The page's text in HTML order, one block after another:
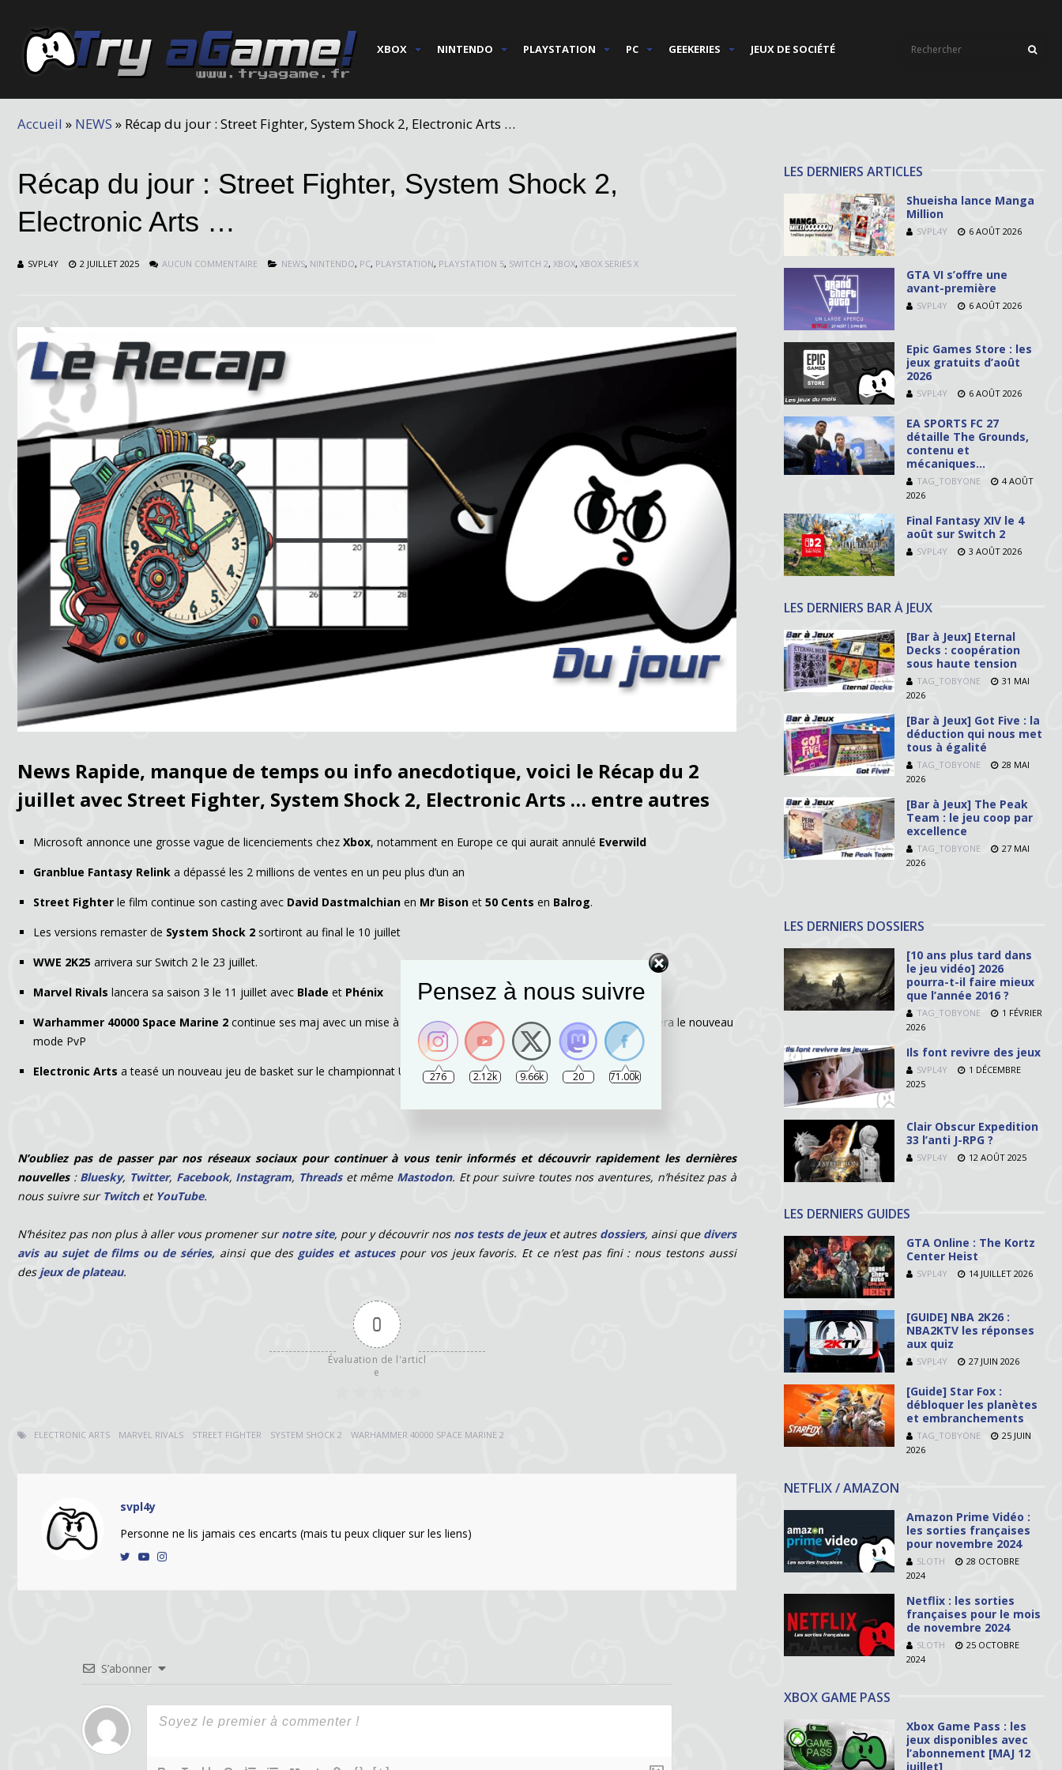
XBOX NINTENDO PLAYSTATION PC GEEKERIES JEUX DE SOCIÉTÉ
Accueil » NEWS » Récap du jour : Street Fighter, System Shock 2, Electronic Arts …
Récap du jour : Street Fighter, System Shock 2,
Electronic Arts …
SVPL4Y 2 JUILLET 2025 AUCUN COMMENTAIRE NEWS, NINTENDO, PC, PLAYSTATION, PLAYSTATION 5, SWITCH 2, XBOX, XBOX SERIES X
News Rapide, manque de temps ou info anecdotique, voici le Récap du 2
juillet avec Street Fighter, System Shock 2, Electronic Arts … entre autres
Microsoft annonce une grosse vague de licenciements chez Xbox, notamment en Europe ce qui aurait annulé Everwild
Granblue Fantasy Relink a dépassé les 2 millions de ventes en un peu plus d’un an
Street Fighter le film continue son casting avec David Dastmalchian en Mr Bison et 50 Cents en Balrog.
Les versions remaster de System Shock 2 sortiront au final le 10 juillet
WWE 2K25 arrivera sur Switch 2 le 23 juillet.
Marvel Rivals lancera sa saison 3 le 11 juillet avec Blade et Phénix
Warhammer 40000 Space Marine 2 continue ses maj avec un mise à jour prévue pour le mois de septembre qui apportera le nouveau
mode PvP
Electronic Arts a teasé un nouveau jeu de basket sur le championnat Universitaire (NCAA)
N’oubliez pas de passer par nos réseaux sociaux pour continuer à vous tenir informés et découvrir rapidement les dernières
nouvelles: Bluesky, Twitter, Facebook, Instagram, Threadset même Mastodon. Et pour suivre toutes nos aventures, n’hésitez pas à
nous suivre sur Twitchet YouTube.
N’hésitez pas non plus à aller vous promener surnotre site, pour y découvrir nos nos tests de jeuxet autres dossiers, ainsi que divers
avis au sujet de films ou de séries, ainsi que des guides et astucespour vos jeux favoris. Et ce n’est pas fini : nous testons aussi
des jeux de plateau.
0
Évaluation de l'articl
e
ELECTRONIC ARTS MARVEL RIVALS STREET FIGHTER SYSTEM SHOCK 2 WARHAMMER 40000 SPACE MARINE 2
svpl4y
Personne ne lis jamais ces encarts (mais tu peux cliquer sur les liens)
S’abonner
LES DERNIERS ARTICLES
Shueisha lance Manga
Million
SVPL4Y 6 AOÛT 2026
GTA VI s’offre une
avant-première
SVPL4Y 6 AOÛT 2026
Epic Games Store : les
jeux gratuits d’août
2026
SVPL4Y 6 AOÛT 2026
EA SPORTS FC 27
détaille The Grounds,
contenu et
mécaniques…
TAG_TOBYONE
4 AOÛT
2026
Final Fantasy XIV le 4
août sur Switch 2
SVPL4Y 3 AOÛT 2026
LES DERNIERS BAR À JEUX
[Bar à Jeux] Eternal
Decks : coopération
sous haute tension
TAG_TOBYONE
31 MAI
2026
[Bar à Jeux] Got Five : la
déduction qui nous met
tous à égalité
TAG_TOBYONE
28 MAI
2026
[Bar à Jeux] The Peak
Team : le jeu coop par
excellence
TAG_TOBYONE
27 MAI
2026
LES DERNIERS DOSSIERS
[10 ans plus tard dans
le jeu vidéo] 2026
pourra-t-il faire mieux
que l’année 2016 ?
TAG_TOBYONE
1 FÉVRIER
2026
Ils font revivre des jeux
SVPL4Y
1 DÉCEMBRE
2025
Clair Obscur Expedition
33 l’anti J-RPG ?
SVPL4Y 12 AOÛT 2025
LES DERNIERS GUIDES
GTA Online : The Kortz
Center Heist
SVPL4Y 14 JUILLET 2026
[GUIDE] NBA 2K26 :
NBA2KTV les réponses
aux quiz
SVPL4Y 27 JUIN 2026
[Guide] Star Fox :
débloquer les planètes
et embranchements
TAG_TOBYONE
25 JUIN
2026
NETFLIX / AMAZON
Amazon Prime Vidéo :
les sorties françaises
pour novembre 2024
SLOTH
28 OCTOBRE
2024
Netflix : les sorties
françaises pour le mois
de novembre 2024
SLOTH
25 OCTOBRE
2024
XBOX GAME PASS
Xbox Game Pass : les
jeux disponibles avec
l’abonnement [MAJ 12
juillet]
Pensez à nous suivre
276 2.12k 9.66k 20 71.00k